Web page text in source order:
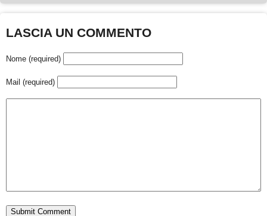
LASCIA UN COMMENTO
Nome (required)
Mail (required)